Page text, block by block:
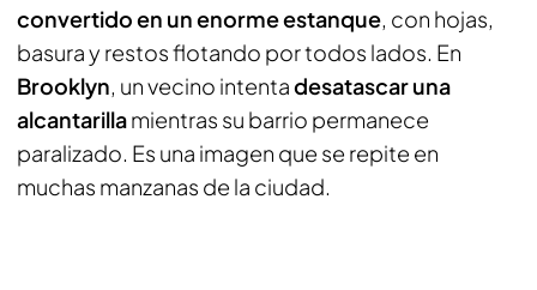
convertido en un enorme estanque, con hojas,
basura y restos flotando por todos lados. En
Brooklyn, un vecino intentadesatascar una
alcantarillamientras su barrio permanece
paralizado. Es una imagen que se repite en
muchas manzanas de la ciudad.